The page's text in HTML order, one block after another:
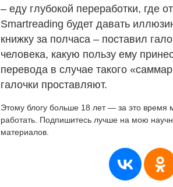
– еду глубокой переработки, где
Smartreading будет давать
книжку за полчаса – поставил
человека, какую пользу ему
перевода в случае такого
галочки проставляют.
Этому блогу больше 18 лет — за это время
работать. Подпишитесь лучше на мою
материалов.